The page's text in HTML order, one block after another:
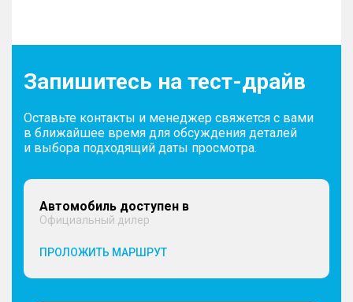
Запишитесь на тест-драйв
Оставьте контакты и менеджер свяжется с вами
в ближайшее время для обсуждения деталей
и выбора подходящий даты просмотра.
Автомобиль доступен в
Официальный дилер
ПРОЛОЖИТЬ МАРШРУТ